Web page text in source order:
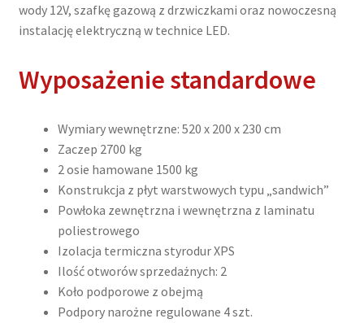
wody 12V, szafkę gazową z drzwiczkami oraz nowoczesną
instalację elektryczną w technice LED.
Wyposażenie standardowe
Wymiary wewnętrzne: 520 x 200 x 230 cm
Zaczep 2700 kg
2 osie hamowane 1500 kg
Konstrukcja z płyt warstwowych typu „sandwich”
Powłoka zewnętrzna i wewnętrzna z laminatu
poliestrowego
Izolacja termiczna styrodur XPS
Ilość otworów sprzedażnych: 2
Koło podporowe z obejmą
Podpory narożne regulowane 4 szt.